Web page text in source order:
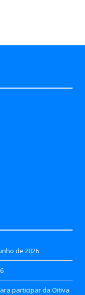
de 2026
participar da Oitiva